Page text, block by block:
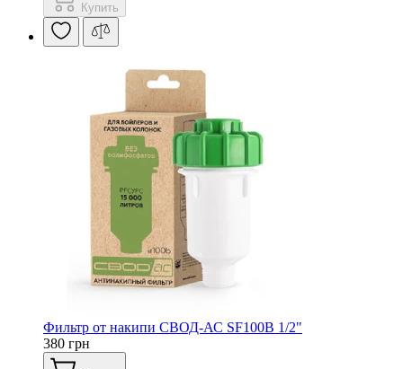
Купить
Фильтр от накипи СВОД-АС SF100B 1/2"
380 грн